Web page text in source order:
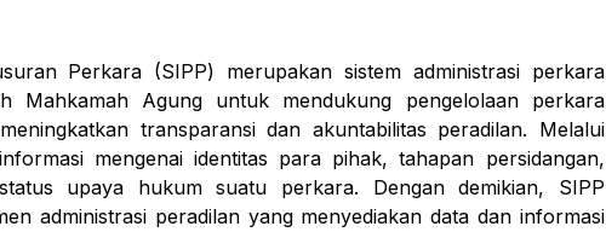
Perkara (SIPP) merupakan sistem administrasi perkara
Mahkamah Agung untuk mendukung pengelolaan perkara
transparansi dan akuntabilitas peradilan. Melalui
mengenai identitas para pihak, tahapan persidangan,
upaya hukum suatu perkara. Dengan demikian, SIPP
administrasi peradilan yang menyediakan data dan informasi